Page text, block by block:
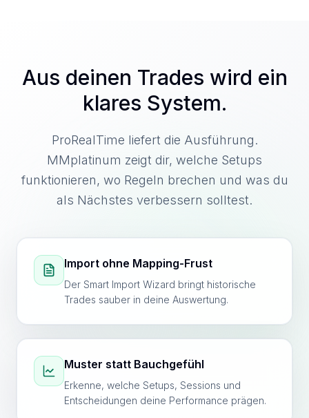
Aus deinen Trades wird ein
klares System.
ProRealTime liefert die Ausführung.
MMplatinum zeigt dir, welche Setups
funktionieren, wo Regeln brechen und was du
als Nächstes verbessern solltest.
Import ohne Mapping-Frust
Der Smart Import Wizard bringt historische
Trades sauber in deine Auswertung.
Muster statt Bauchgefühl
Erkenne, welche Setups, Sessions und
Entscheidungen deine Performance prägen.